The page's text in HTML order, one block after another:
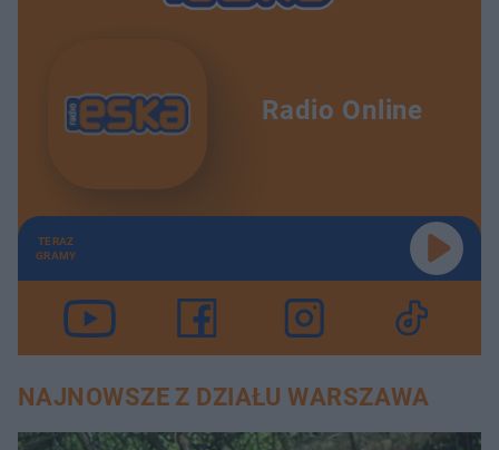
Radio Online
TERAZ
GRAMY
NAJNOWSZE Z DZIAŁU WARSZAWA